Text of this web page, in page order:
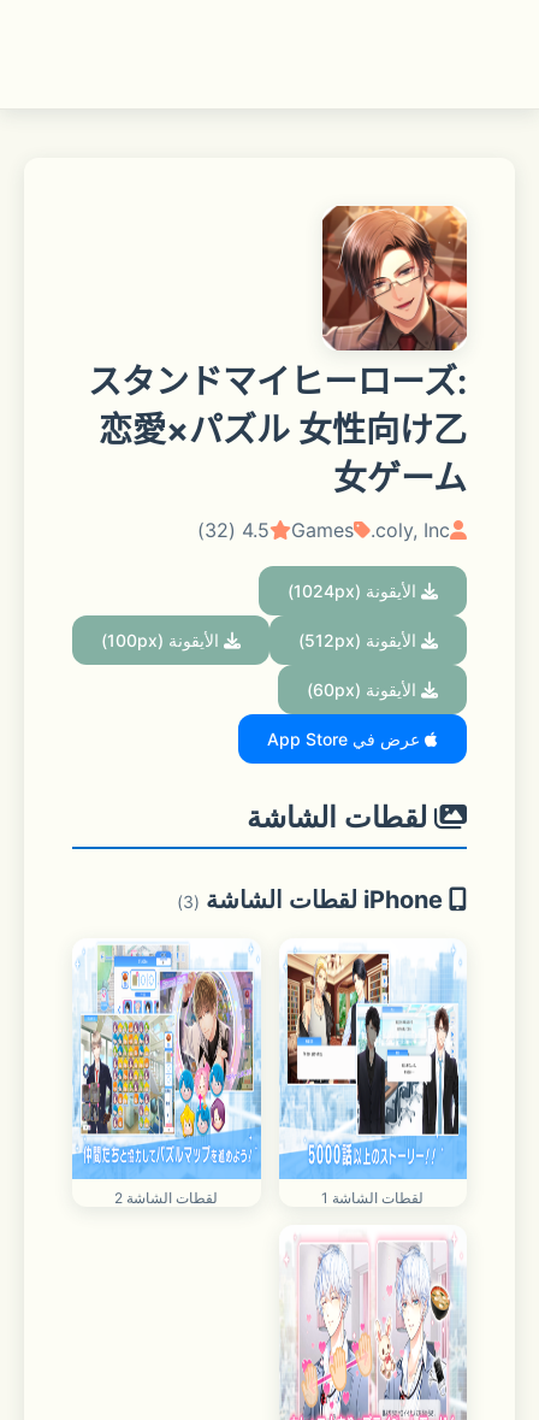
スタンドマイヒーローズ:
恋愛×パズル 女性向け乙
女ゲーム
coly, Inc.
Games
4.5 (32)
الأيقونة (1024px)
الأيقونة (512px) الأيقونة (100px)
الأيقونة (60px)
عرض في App Store
لقطات الشاشة
(3)
لقطات الشاشة 1 لقطات الشاشة 2